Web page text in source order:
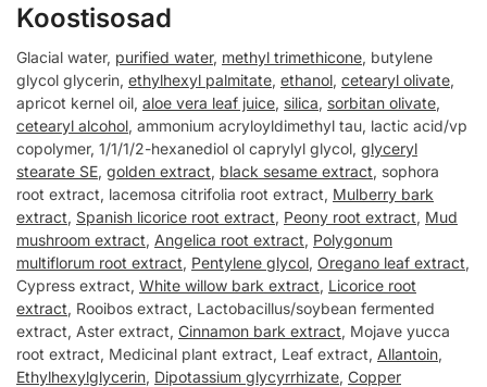
Koostisosad
Glacial water, purified water, methyl trimethicone, butylene
glycol glycerin, ethylhexyl palmitate, ethanol, cetearyl olivate,
apricot kernel oil, aloe vera leaf juice, silica, sorbitan olivate,
cetearyl alcohol, ammonium acryloyldimethyl tau, lactic acid/vp
copolymer, 1/1/1/2-hexanediol ol caprylyl glycol, glyceryl
stearate SE, golden extract, black sesame extract, sophora
root extract, lacemosa citrifolia root extract, Mulberry bark
extract, Spanish licorice root extract, Peony root extract, Mud
mushroom extract, Angelica root extract, Polygonum
multiflorum root extract, Pentylene glycol, Oregano leaf extract,
Cypress extract, White willow bark extract, Licorice root
extract, Rooibos extract, Lactobacillus/soybean fermented
extract, Aster extract, Cinnamon bark extract, Mojave yucca
root extract, Medicinal plant extract, Leaf extract, Allantoin,
Ethylhexylglycerin, Dipotassium glycyrrhizate, Copper